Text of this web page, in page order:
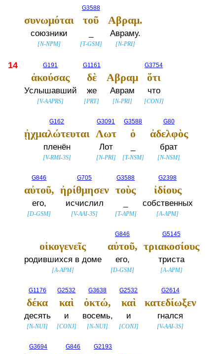
συνωμόται
союзники
[N-NPM]
G3588
τοῦ
[T-GSM]
Αβραμ.
Авраму.
[N-PRI]
14 G191
ἀκούσας
Услышавший
[V-AAPRS]
G1161
δὲ
же
[PRT]
Αβραμ
Аврам
[N-PRI]
G3754
ὅτι
что
[CONJ]
G162
ᾐχμαλώτευται
пленён
[V-RMI-3S]
G3091
Λωτ
Лот
[N-PRI]
G3588
ὁ
[T-NSM]
G80
ἀδελφὸς
брат
[N-NSM]
G846
αὐτοῦ,
его,
[D-GSM]
G705
ἠρίθμησεν
исчислил
[V-AAI-3S]
G3588
τοὺς
[T-APM]
G2398
ἰδίους
собственных
[A-APM]
οἰκογενεῖς
родившихся в доме
[A-APM]
G846
αὐτοῦ,
его,
[D-GSM]
G5145
τριακοσίους
триста
[A-APM]
G1176
δέκα
десять
[N-NUI]
G2532
καὶ
и
[CONJ]
G3638
ὀκτώ,
восемь,
[N-NUI]
G2532
καὶ
и
[CONJ]
G2614
κατεδίωξεν
гнался
[V-AAI-3S]
G3694 G846 G2193